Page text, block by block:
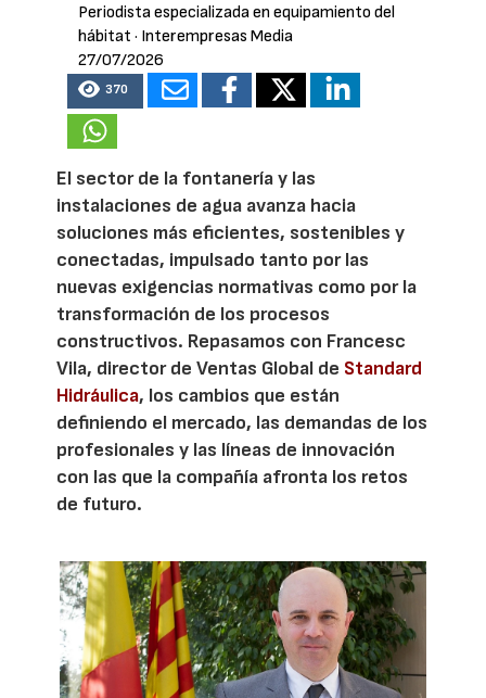
Periodista especializada en equipamiento del
hábitat · Interempresas Media
27/07/2026
370
El sector de la fontanería y las
instalaciones de agua avanza hacia
soluciones más eficientes, sostenibles y
conectadas, impulsado tanto por las
nuevas exigencias normativas como por la
transformación de los procesos
constructivos. Repasamos con Francesc
Vila, director de Ventas Global de Standard
Hidráulica, los cambios que están
definiendo el mercado, las demandas de los
profesionales y las líneas de innovación
con las que la compañía afronta los retos
de futuro.